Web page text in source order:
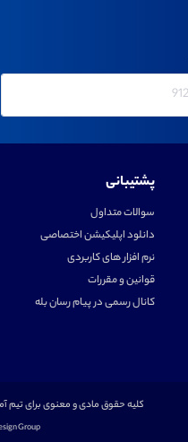
پشتیبانی
سوالات متداول
دانلود اپلیکیشن اختصاصی
نرم افزار های کاربردی
قوانین و مقررات
کانال رسمی در پیام رسان بله
کلیه حقوق مادی و معنوی برای تیم
Group